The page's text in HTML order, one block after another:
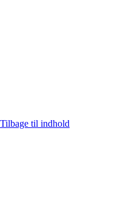
Tilbage til indhold